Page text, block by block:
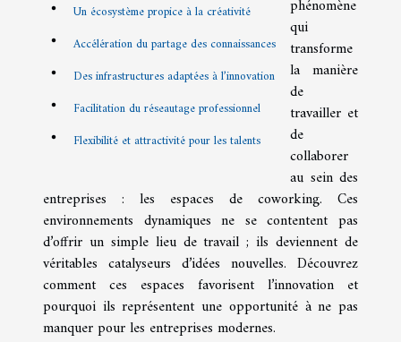
Un écosystème propice à la créativité
Accélération du partage des connaissances
Des infrastructures adaptées à l’innovation
Facilitation du réseautage professionnel
Flexibilité et attractivité pour les talents
phénomène
qui
transforme
la manière
de
travailler et
de
collaborer
au sein des
entreprises : les espaces de coworking. Ces
environnements dynamiques ne se contentent pas
d’offrir un simple lieu de travail ; ils deviennent de
véritables catalyseurs d’idées nouvelles. Découvrez
comment ces espaces favorisent l’innovation et
pourquoi ils représentent une opportunité à ne pas
manquer pour les entreprises modernes.